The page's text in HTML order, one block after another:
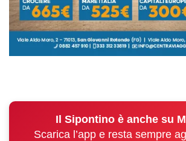
Il Sipontino è anche su
Scarica l’app e resta sempre